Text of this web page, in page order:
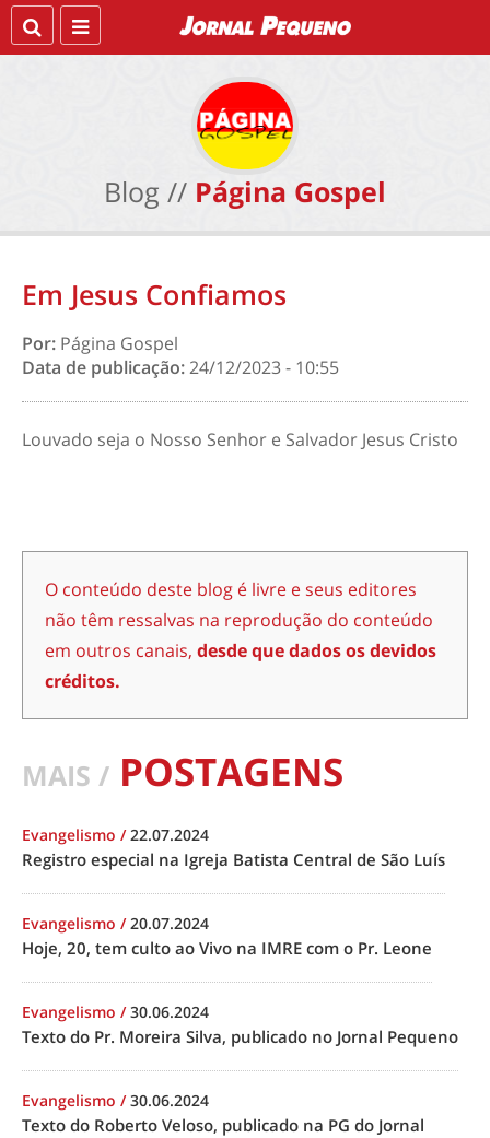
Blog // Página Gospel
Em Jesus Confiamos
Por: Página Gospel
Data de publicação:24/12/2023 - 10:55
Louvado seja o Nosso Senhor e Salvador Jesus Cristo
O conteúdo deste blog é livre e seus editores
não têm ressalvas na reprodução do conteúdo
em outros canais, desde que dados os devidos
créditos.
MAIS / POSTAGENS
Evangelismo /22.07.2024
Registro especial na Igreja Batista Central de São Luís
Evangelismo /20.07.2024
Hoje, 20, tem culto ao Vivo na IMRE com o Pr. Leone
Evangelismo /30.06.2024
Texto do Pr. Moreira Silva, publicado no Jornal Pequeno
Evangelismo /30.06.2024
Texto do Roberto Veloso, publicado na PG do Jornal